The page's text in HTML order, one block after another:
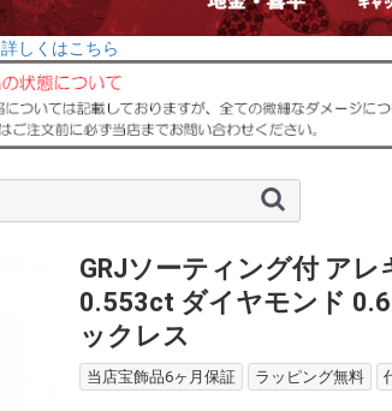
詳しくはこちら
GRJソーティング付 アレ
0.553ct ダイヤモンド
ックレス
当店宝飾品6ヶ月保証 ラッピング無料